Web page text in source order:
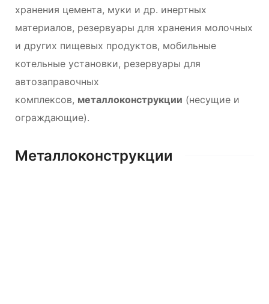
хранения цемента, муки и др. инертных
материалов, резервуары для хранения молочных
и других пищевых продуктов, мобильные
котельные установки, резервуары для
автозаправочных
комплексов, металлоконструкции (несущие и
ограждающие).
Металлоконструкции